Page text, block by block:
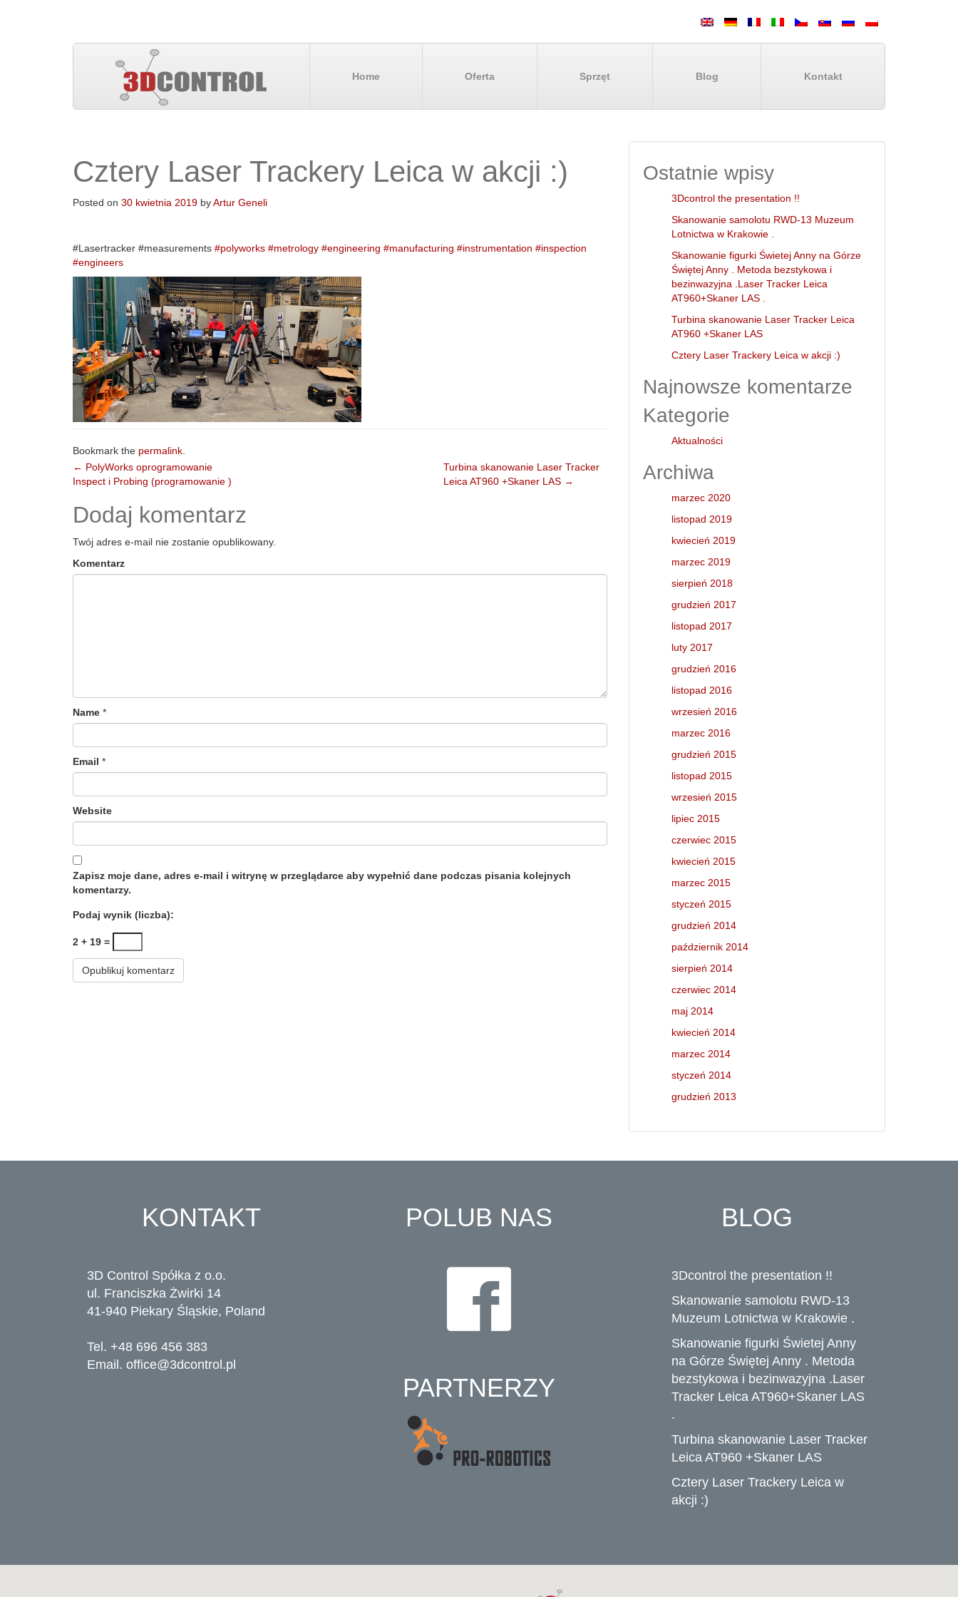
Home Oferta Sprzęt Blog Kontakt
Cztery Laser Trackery Leica w akcji :)
Posted on 30 kwietnia 2019 byArtur Geneli
#Lasertracker #measurements #polyworks #metrology #engineering #manufacturing #instrumentation #inspection
#engineers
Bookmark the permalink
Post
navigation
← PolyWorks oprogramowanie
Inspect i Probing (programowanie )
Turbina skanowanie Laser Tracker
Leica AT960 +Skaner LAS →
Dodaj komentarz
Twój adres e-mail nie zostanie opublikowany.
Komentarz
Name *
Email *
Website
Zapisz moje dane, adres e-mail i witrynę w przeglądarce aby wypełnić dane podczas pisania kolejnych
komentarzy.
Podaj wynik (liczba):
2 + 19 =
Ostatnie wpisy
3Dcontrol the presentation !!
Skanowanie samolotu RWD-13 Muzeum
Lotnictwa w Krakowie .
Skanowanie figurki Świetej Anny na Górze
Świętej Anny . Metoda bezstykowa i
bezinwazyjna .Laser Tracker Leica
AT960+Skaner LAS .
Turbina skanowanie Laser Tracker Leica
AT960 +Skaner LAS
Cztery Laser Trackery Leica w akcji :)
Najnowsze komentarze
Kategorie
Aktualności
Archiwa
marzec 2020
listopad 2019
kwiecień 2019
marzec 2019
sierpień 2018
grudzień 2017
listopad 2017
luty 2017
grudzień 2016
listopad 2016
wrzesień 2016
marzec 2016
grudzień 2015
listopad 2015
wrzesień 2015
lipiec 2015
czerwiec 2015
kwiecień 2015
marzec 2015
styczeń 2015
grudzień 2014
październik 2014
sierpień 2014
czerwiec 2014
maj 2014
kwiecień 2014
marzec 2014
styczeń 2014
grudzień 2013
KONTAKT
3D Control Spółka z o.o.
ul. Franciszka Żwirki 14
41-940 Piekary Śląskie, Poland
Tel. +48 696 456 383
Email. office@3dcontrol.pl
POLUB NAS
PARTNERZY
BLOG
3Dcontrol the presentation !!
Skanowanie samolotu RWD-13
Muzeum Lotnictwa w Krakowie .
Skanowanie figurki Świetej Anny
na Górze Świętej Anny . Metoda
bezstykowa i bezinwazyjna .Laser
Tracker Leica AT960+Skaner LAS
.
Turbina skanowanie Laser Tracker
Leica AT960 +Skaner LAS
Cztery Laser Trackery Leica w
akcji :)